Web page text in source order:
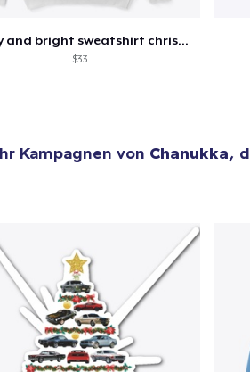
merry and bright sweatshirt christmas
$33
Kampagnen von Chanukka,